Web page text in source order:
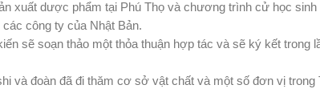
xuất dược phẩm tại Phú Thọ và chương trình cử học sinh
công ty của Nhật Bản.
sẽ soạn thảo một thỏa thuận hợp tác và sẽ ký kết trong
và đoàn đã đi thăm cơ sở vật chất và một số đơn vị trong